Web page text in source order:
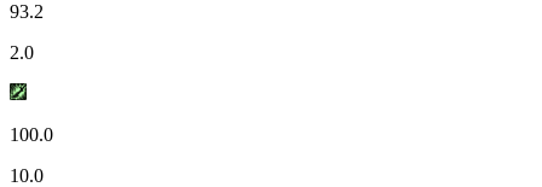
93.2
2.0
100.0
10.0